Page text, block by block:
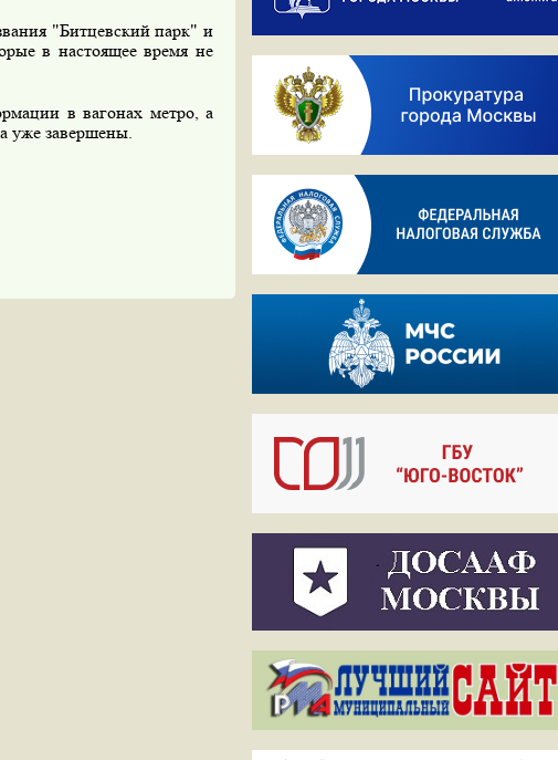
"Битцевский парк" и
в настоящее время не
в вагонах метро, а
уже завершены.